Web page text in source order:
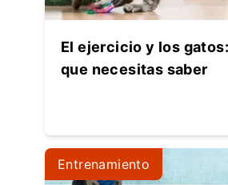
El ejercicio y los
que necesitas saber
Entrenamiento